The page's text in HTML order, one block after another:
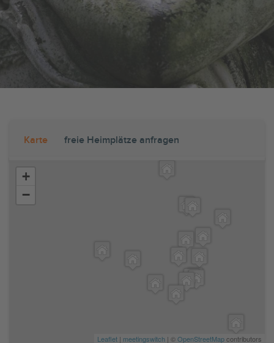
Karte freie Heimplätze anfragen
+
−
Leaflet | meetingswitch | ©OpenStreetMapcontributors